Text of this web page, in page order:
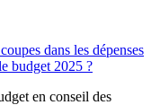
dans les dépenses
budget 2025 ?
en conseil des